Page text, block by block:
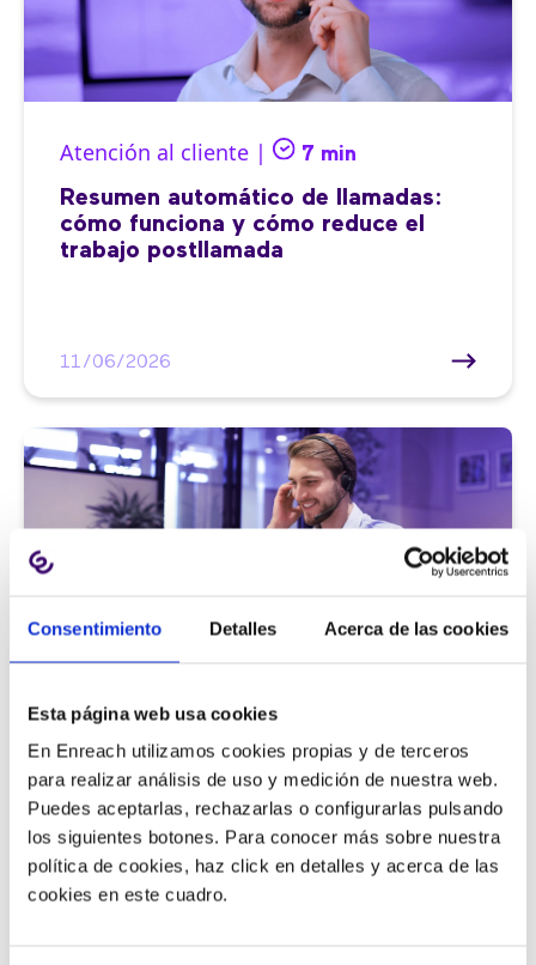
Consentimiento Detalles Acerca de las cookies
Esta página web usa cookies
En Enreach utilizamos cookies propias y de terceros
para realizar análisis de uso y medición de nuestra web.
Puedes aceptarlas, rechazarlas o configurarlas pulsando
los siguientes botones. Para conocer más sobre nuestra
política de cookies, haz click en detalles y acerca de las
cookies en este cuadro.
Atención al cliente | 7 min
Resumen automático de llamadas:
cómo funciona y cómo reduce el
trabajo postllamada
11/06/2026
9 métricas de call center para medir
la satisfacción del cliente
11/06/2026